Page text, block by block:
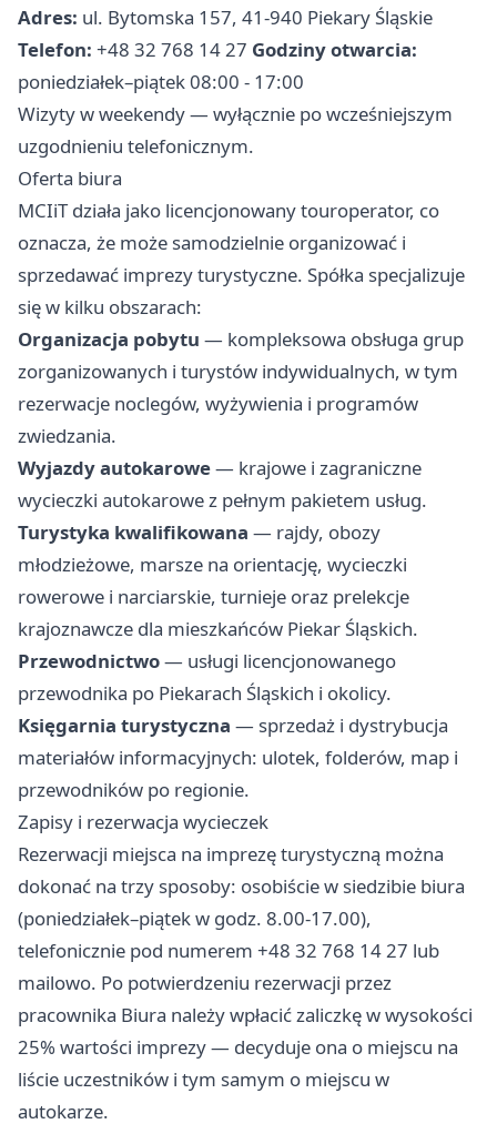
Adres: ul. Bytomska 157, 41-940 Piekary Śląskie
Telefon: +48 32 768 14 27 Godziny otwarcia:
poniedziałek–piątek 08:00 - 17:00
Wizyty w weekendy — wyłącznie po wcześniejszym
uzgodnieniu telefonicznym.
Oferta biura
MCIiT działa jako licencjonowany touroperator, co
oznacza, że może samodzielnie organizować i
sprzedawać imprezy turystyczne. Spółka specjalizuje
się w kilku obszarach:
Organizacja pobytu — kompleksowa obsługa grup
zorganizowanych i turystów indywidualnych, w tym
rezerwacje noclegów, wyżywienia i programów
zwiedzania.
Wyjazdy autokarowe— krajowe i zagraniczne
wycieczki autokarowe z pełnym pakietem usług.
Turystyka kwalifikowana — rajdy, obozy
młodzieżowe, marsze na orientację, wycieczki
rowerowe i narciarskie, turnieje oraz prelekcje
krajoznawcze dla mieszkańców Piekar Śląskich.
Przewodnictwo— usługi licencjonowanego
przewodnika po Piekarach Śląskich i okolicy.
Księgarnia turystyczna — sprzedaż i dystrybucja
materiałów informacyjnych: ulotek, folderów, map i
przewodników po regionie.
Zapisy i rezerwacja wycieczek
Rezerwacji miejsca na imprezę turystyczną można
dokonać na trzy sposoby: osobiście w siedzibie biura
(poniedziałek–piątek w godz. 8.00-17.00),
telefonicznie pod numerem +48 32 768 14 27 lub
mailowo. Po potwierdzeniu rezerwacji przez
pracownika Biura należy wpłacić zaliczkę w wysokości
25% wartości imprezy — decyduje ona o miejscu na
liście uczestników i tym samym o miejscu w
autokarze.